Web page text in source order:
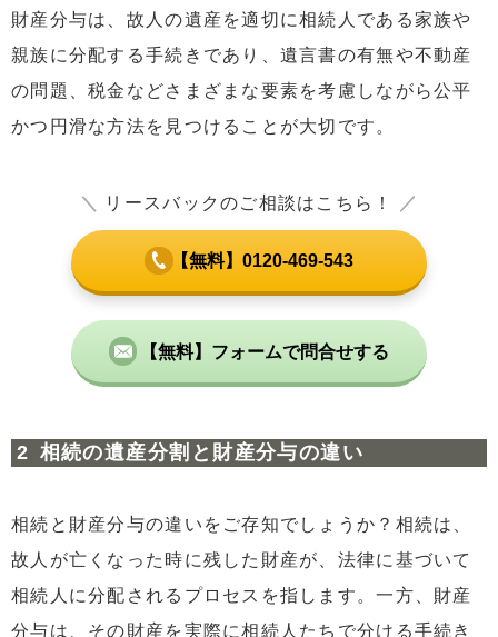
財産分与は、故人の遺産を適切に相続人である家族や
親族に分配する手続きであり、遺言書の有無や不動産
の問題、税金などさまざまな要素を考慮しながら公平
かつ円滑な方法を見つけることが大切です。
＼ リースバックのご相談はこちら！ ／
【無料】0120-469-543
【無料】フォームで問合せする
相続の遺産分割と財産分与の違い
相続と財産分与の違いをご存知でしょうか？相続は、
故人が亡くなった時に残した財産が、法律に基づいて
相続人に分配されるプロセスを指します。一方、財産
分与は、その財産を実際に相続人たちで分ける手続き